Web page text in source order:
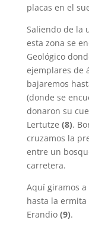
placas en el
Saliendo de la
esta zona se
Geológico
ejemplares de
bajaremos
(donde se
donaron su
Lertutze (8).
cruzamos la
entre un
carretera.
Aquí giramos
hasta la
Erandio (9).